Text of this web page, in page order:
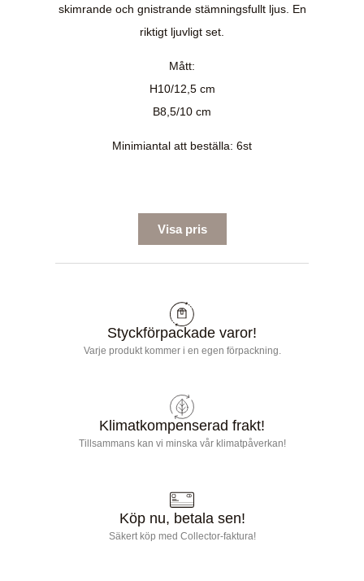
skimrande och gnistrande stämningsfullt ljus. En
riktigt ljuvligt set.
Mått:
H10/12,5 cm
B8,5/10 cm
Minimiantal att beställa: 6st
Visa pris
Styckförpackade varor!
Varje produkt kommer i en egen förpackning.
Klimatkompenserad frakt!
Tillsammans kan vi minska vår klimatpåverkan!
Köp nu, betala sen!
Säkert köp med Collector-faktura!